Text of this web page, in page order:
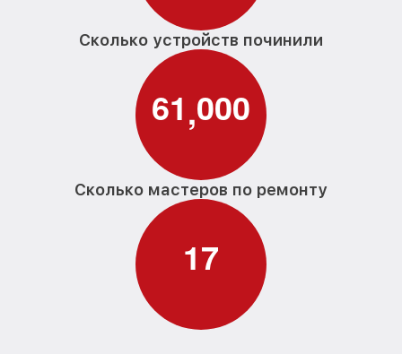
Сколько устройств починили
61,000
Сколько мастеров по ремонту
17